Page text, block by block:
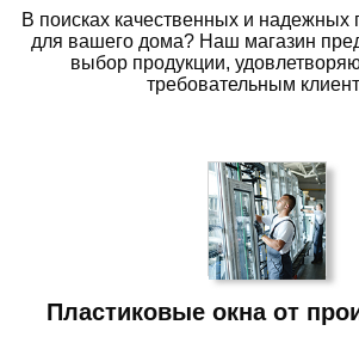
В поисках качественных и надежных
для вашего дома? Наш магазин
выбор продукции,
требовательным
Пластиковые окна от